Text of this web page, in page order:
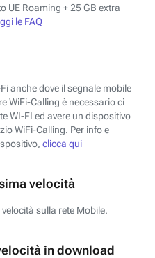
UE Roaming + 25 GB extra
le FAQ
anche dove il segnale mobile
WiFi-Calling è necessario ci
WI-FI ed avere un dispositivo
WiFi-Calling. Per info e
clicca qui
velocità
sulla rete Mobile.
in download